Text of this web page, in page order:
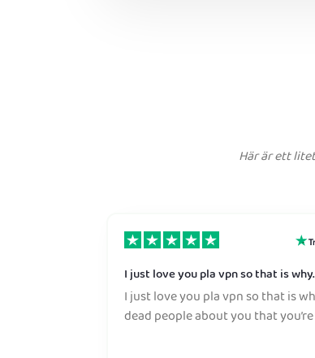
Här är ett
I just love you pla vpn so that is
I just love you pla vpn so that is
dead people about you that